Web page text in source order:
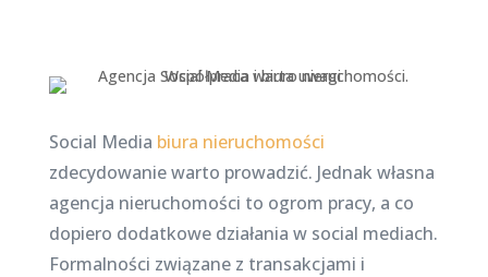
Social Media biura nieruchomości
zdecydowanie warto prowadzić. Jednak własna
agencja nieruchomości to ogrom pracy, a co
dopiero dodatkowe działania w social mediach.
Formalności związane z transakcjami i